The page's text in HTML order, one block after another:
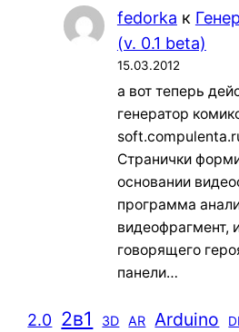
fedorka к
(v. 0.1 beta)
15.03.2012
а вот теперь
генератор
Странички
основании
программа
видеофрагмент,
говорящего
панели…
2.0 2в1 3D AR Arduino